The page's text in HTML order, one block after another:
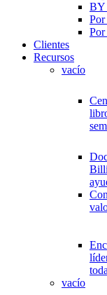
BY
Por
Clientes
Recursos
vacío
vacío